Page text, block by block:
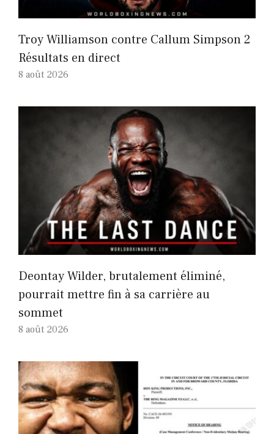
Troy Williamson contre Callum Simpson 2
Résultats en direct
8 août 2026
Deontay Wilder, brutalement éliminé,
pourrait mettre fin à sa carrière au
sommet
8 août 2026